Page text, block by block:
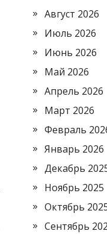
Август 2026
Июль 2026
Июнь 2026
Май 2026
Апрель 2026
Март 2026
Февраль
Январь 2026
Декабрь
Ноябрь 2025
Октябрь
Сентябрь